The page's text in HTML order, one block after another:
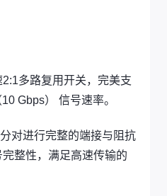
多路复用开关，完美支
Gbps） 信号速率。
对进行完整的端接与阻抗
整性，满足高速传输的